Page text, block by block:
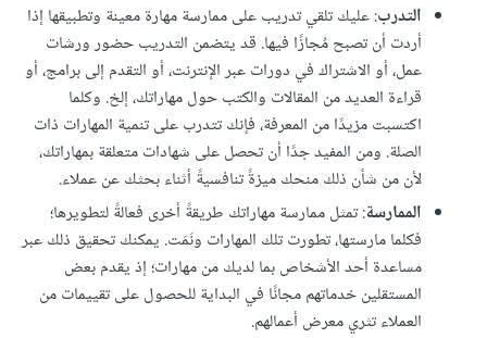
التدرب: عليك تلقي تدريب على ممارسة مهارة معينة وتطبيقها إذا
أردت أن تصبح مُجازًا فيها. قد يتضمن التدريب حضور ورشات
عمل، أو الاشتراك في دورات عبر الإنترنت، أو التقدم إلى برامج، أو
قراءة العديد من المقالات والكتب حول مهاراتك، إلخ. وكلما
اكتسبت مزيدًا من المعرفة، فإنك تتدرب على تنمية المهارات ذات
الصلة. ومن المفيد جدًا أن تحصل على شهادات متعلقة بمهاراتك،
لأن من شأن ذلك منحك ميزةً تنافسيةً أثناء بحثك عن عملاء.
الممارسة: تمثل ممارسة مهاراتك طريقةً أخرى فعالةً لتطويرها؛
فكلما مارستها، تطورت تلك المهارات ونَمَت. يمكنك تحقيق ذلك عبر
مساعدة أحد الأشخاص بما لديك من مهارات؛ إذ يقدم بعض
المستقلين خدماتهم مجانًا في البداية للحصول على تقييمات من
العملاء تثري معرض أعمالهم.